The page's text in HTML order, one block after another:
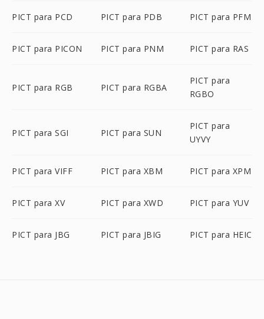
PICT para PCD PICT para PDB PICT para PFM
PICT para PICON PICT para PNM PICT para RAS
PICT para RGB PICT para RGBA
PICT para
RGBO
PICT para SGI PICT para SUN
PICT para
UYVY
PICT para VIFF PICT para XBM PICT para XPM
PICT para XV PICT para XWD PICT para YUV
PICT para JBG PICT para JBIG PICT para HEIC